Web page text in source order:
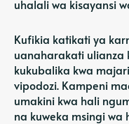
uhalali wa kisayansi
Kufikia katikati ya
uanaharakati ulianza
kukubalika kwa
vipodozi. Kampeni
umakini kwa hali
na kuweka msingi wa